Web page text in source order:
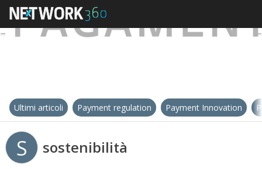
Ultimi articoli Payment regulation Payment Innovation
S sostenibilità